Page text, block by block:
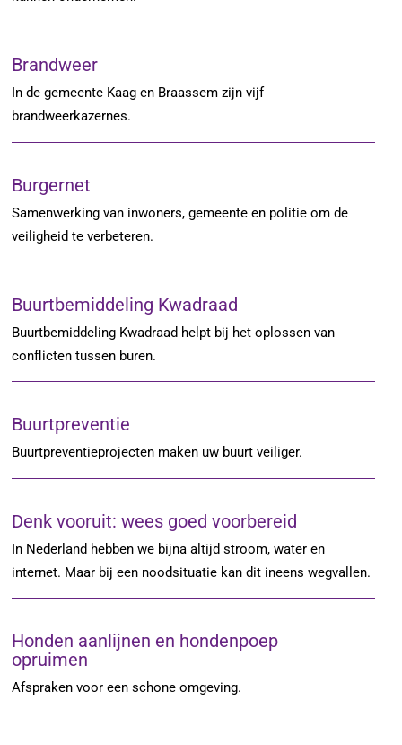
Brandweer
In de gemeente Kaag en Braassem zijn vijf
brandweerkazernes.
Burgernet
Samenwerking van inwoners, gemeente en politie om de
veiligheid te verbeteren.
Buurtbemiddeling Kwadraad
Buurtbemiddeling Kwadraad helpt bij het oplossen van
conflicten tussen buren.
Buurtpreventie
Buurtpreventieprojecten maken uw buurt veiliger.
Denk vooruit: wees goed voorbereid
In Nederland hebben we bijna altijd stroom, water en
internet. Maar bij een noodsituatie kan dit ineens wegvallen.
Honden aanlijnen en hondenpoep
opruimen
Afspraken voor een schone omgeving.